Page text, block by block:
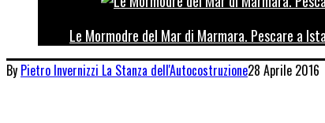
Le Mormodre del Mar di Marmara. Pescare a
By Pietro Invernizzi La Stanza dell'Autocostruzione28 Aprile 2016